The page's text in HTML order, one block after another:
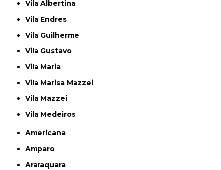
Vila Albertina
Vila Endres
Vila Guilherme
Vila Gustavo
Vila Maria
Vila Marisa Mazzei
Vila Mazzei
Vila Medeiros
Americana
Amparo
Araraquara